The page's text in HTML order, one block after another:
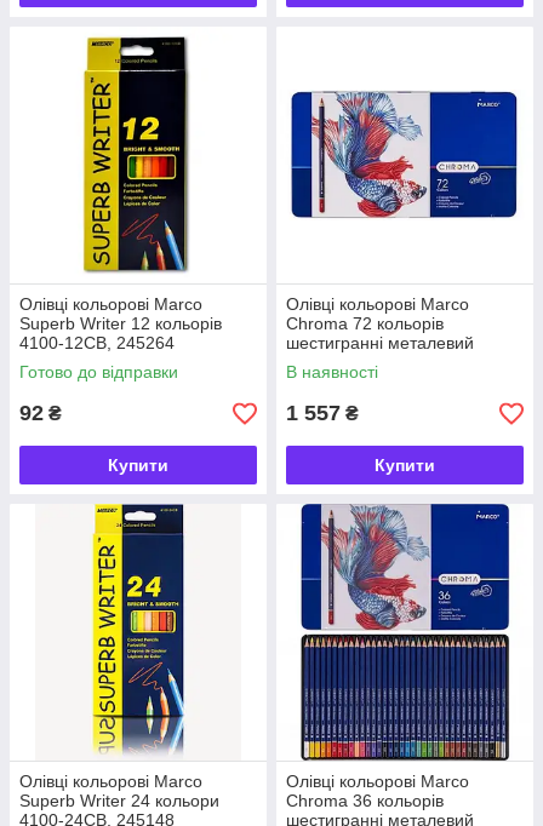
Олівці кольорові Marco
Superb Writer 12 кольорів
4100-12CB, 245264
Готово до відправки
92 ₴
Купити
Олівці кольорові Marco
Chroma 72 кольорів
шестигранні металевий
пенал 8010-72TN, 931411
В наявності
1 557 ₴
Купити
Олівці кольорові Marco
Superb Writer 24 кольори
4100-24CB, 245148
Олівці кольорові Marco
Chroma 36 кольорів
шестигранні металевий